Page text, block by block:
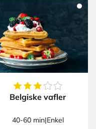
stjerner
3.769230769230769
Belgiske vafler
40-60 min|Enkel